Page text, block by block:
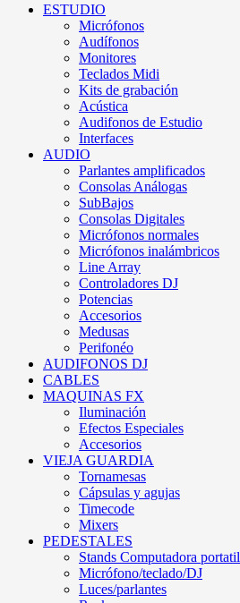
ESTUDIO
Micrófonos
Audífonos
Monitores
Teclados Midi
Kits de grabación
Acústica
Audifonos de Estudio
Interfaces
AUDIO
Parlantes amplificados
Consolas Análogas
SubBajos
Consolas Digitales
Micrófonos normales
Micrófonos inalámbricos
Line Array
Controladores DJ
Potencias
Accesorios
Medusas
Perifonéo
AUDIFONOS DJ
CABLES
MAQUINAS FX
Iluminación
Efectos Especiales
Accesorios
VIEJA GUARDIA
Tornamesas
Cápsulas y agujas
Timecode
Mixers
PEDESTALES
Stands Computadora portatil
Micrófono/teclado/DJ
Luces/parlantes